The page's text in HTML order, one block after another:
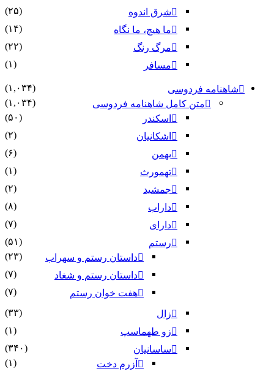
شرق اندوه
(۲۵)
ما هیچ، ما نگاه
(۱۴)
مرگ رنگ
(۲۲)
مسافر
(۱)
شاهنامه فردوسی
(۱,۰۳۴)
متن کامل شاهنامه فردوسی
(۱,۰۳۴)
اسکندر
(۵۰)
اشکانیان
(۲)
بهمن
(۶)
تهمورث
(۱)
جمشید
(۲)
داراب
(۸)
دارای
(۷)
رستم
(۵۱)
داستان رستم و سهراب
(۲۳)
داستان رستم و شغاد
(۷)
هفت خوان رستم‏
(۷)
زال
(۳۳)
زو طهماسپ‏
(۱)
ساسانیان
(۳۴۰)
آزرم دخت
(۱)